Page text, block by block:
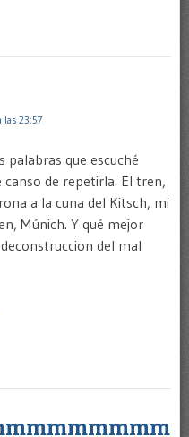
las 23:57
palabras que escuché
de repetirla. El tren,
a la cuna del Kitsch, mi
Múnich. Y qué mejor
del mal